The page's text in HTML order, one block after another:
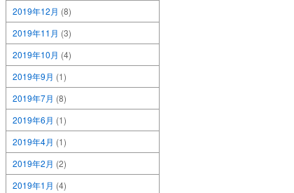
2019年12月 (8)
2019年11月 (3)
2019年10月 (4)
2019年9月 (1)
2019年7月 (8)
2019年6月 (1)
2019年4月 (1)
2019年2月 (2)
2019年1月 (4)